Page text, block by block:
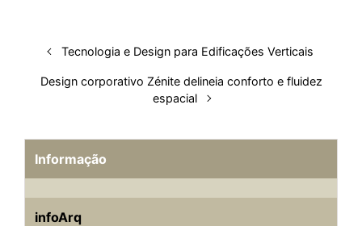
Tecnologia e Design para Edificações Verticais
Design corporativo Zénite delineia conforto e fluidez
espacial
Informação
infoArq